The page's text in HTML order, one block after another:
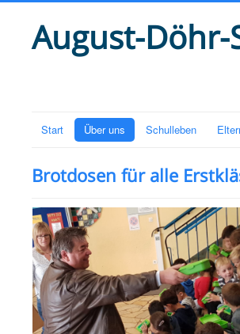
August-Döhr-
Start Über uns Schulleben
Brotdosen für alle